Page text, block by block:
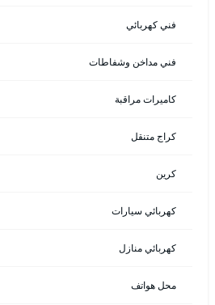
فني كهربائي
فني مداخن وشفاطات
كاميرات مراقبة
كراج متنقل
كرين
كهربائي سيارات
كهربائي منازل
محل هواتف